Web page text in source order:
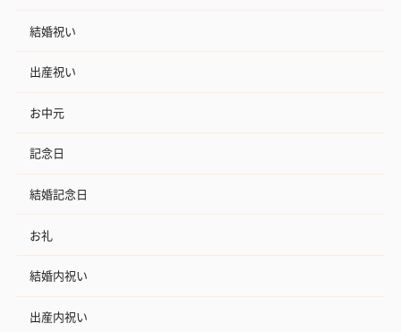
結婚祝い
出産祝い
お中元
記念日
結婚記念日
お礼
結婚内祝い
出産内祝い